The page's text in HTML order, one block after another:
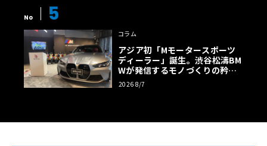
No 5
コラム
アジア初「Mモータースポーツ
ディーラー」誕生。渋谷松濤BM
Wが発信するモノづくりの矜持
【木下隆之コラム】
2026 8/7